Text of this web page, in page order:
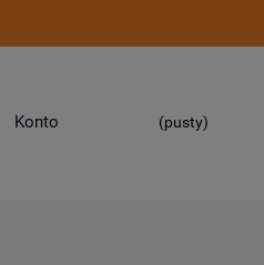
(pusty)
Konto